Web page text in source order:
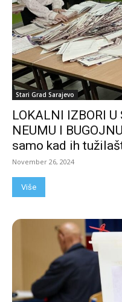
Stari Grad Sarajevo
LOKALNI IZBORI U
NEUMU I
samo kad ih
November 26, 2024
Više